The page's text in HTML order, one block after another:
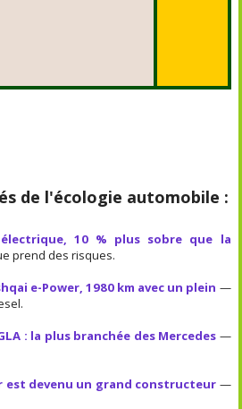
de l'écologie automobile :
10 % plus sobre que la
prend des risques.
e-Power, 1980 km avec un plein —
: la plus branchée des Mercedes —
est devenu un grand constructeur —